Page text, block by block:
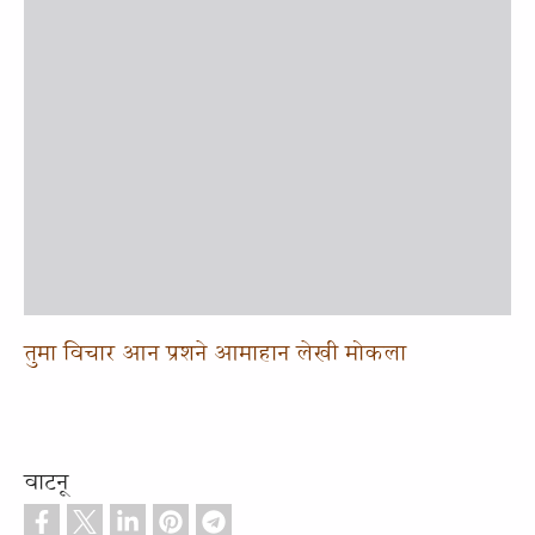
तुमा विचार आन प्रशने आमाहान लेखी मोकला
वाटनू